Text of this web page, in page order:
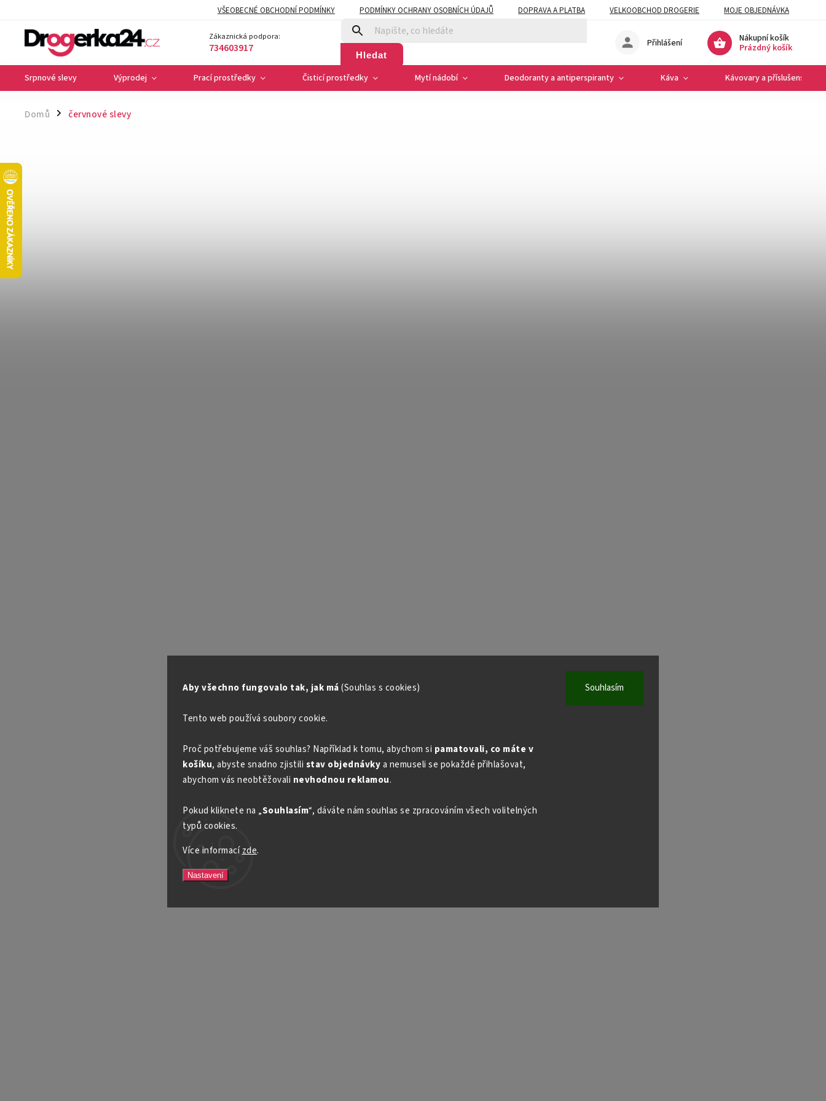
Aby všechno fungovalo tak, jak má(Souhlas s cookies)
Tento web používá soubory cookie.
Proč potřebujeme váš souhlas? Například k tomu, abychom si pamatovali, co máte v
košíku, abyste snadno zjistili stav objednávkya nemuseli se pokaždé přihlašovat,
abychom vás neobtěžovali nevhodnou reklamou.
Pokud kliknete na „Souhlasím“, dáváte nám souhlas se zpracováním všech volitelných
typů cookies.
Více informacízde.
Nastavení
Souhlasím
VŠEOBECNÉ OBCHODNÍ PODMÍNKY PODMÍNKY OCHRANY OSOBNÍCH ÚDAJŮ DOPRAVA A PLATBA VELKOOBCHOD DROGERIE MOJE OBJEDNÁVKA
Zákaznická podpora:
734603917 Hledat
Nákupní košík
Prázdný košík
Přihlášení
Srpnové slevy Výprodej Prací prostředky Čisticí prostředky Mytí nádobí Deodoranty a antiperspiranty Káva Kávovary a příslušenství
Domů / červnové slevy